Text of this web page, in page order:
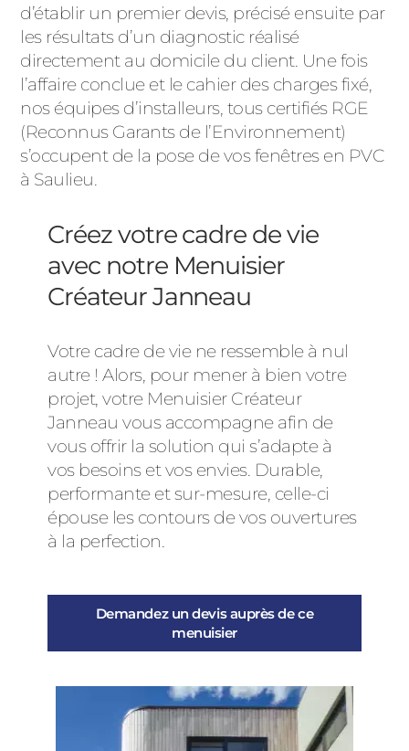
d’établir un premier devis, précisé ensuite par
les résultats d’un diagnostic réalisé
directement au domicile du client. Une fois
l’affaire conclue et le cahier des charges fixé,
nos équipes d’installeurs, tous certifiés RGE
(Reconnus Garants de l’Environnement)
s’occupent de la pose de vos fenêtres en PVC
à Saulieu.
Créez votre cadre de vie
avec notre Menuisier
Créateur Janneau
Votre cadre de vie ne ressemble à nul
autre ! Alors, pour mener à bien votre
projet, votre Menuisier Créateur
Janneau vous accompagne afin de
vous offrir la solution qui s’adapte à
vos besoins et vos envies. Durable,
performante et sur-mesure, celle-ci
épouse les contours de vos ouvertures
à la perfection.
Demandez un devis auprès de ce
menuisier